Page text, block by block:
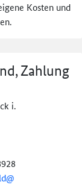
Kosten und
Zahlung
i.